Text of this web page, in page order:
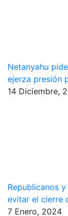
Netanyahu
ejerza presión
14 Diciembre,
Republicanos
evitar el cierre
7 Enero, 2024